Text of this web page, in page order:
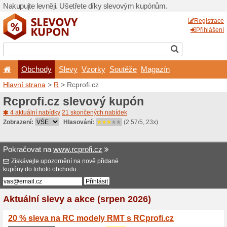
Nakupujte levněji.
Obchody
Hlavní strana>R>